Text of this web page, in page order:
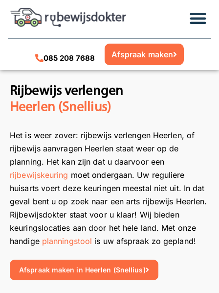
085 208 7688 Afspraak maken
Rijbewijs verlengen
Heerlen (Snellius)
Het is weer zover: rijbewijs verlengen Heerlen, of
rijbewijs aanvragen Heerlen staat weer op de
planning. Het kan zijn dat u daarvoor een
rijbewijskeuring moet ondergaan. Uw reguliere
huisarts voert deze keuringen meestal niet uit. In dat
geval bent u op zoek naar een arts rijbewijs Heerlen.
Rijbewijsdokter staat voor u klaar! Wij bieden
keuringslocaties aan door het hele land. Met onze
handige planningstool is uw afspraak zo gepland!
Afspraak maken in Heerlen (Snellius)